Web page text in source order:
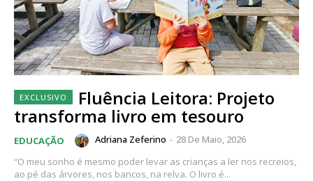
Fluência Leitora: Projeto
transforma livro em tesouro
EDUCAÇÃO Adriana Zeferino - 28 De Maio, 2026
“O meu sonho é mesmo poder levar as crianças a ler nos recreios,
ao pé das árvores, nos bancos, na relva. O livro é...